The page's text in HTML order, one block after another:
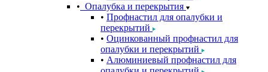
Опалубка и перекрытия
Профнастил для опалубки и
перекрытий
Оцинкованный профнастил для
опалубки и перекрытий
Алюминиевый профнастил для